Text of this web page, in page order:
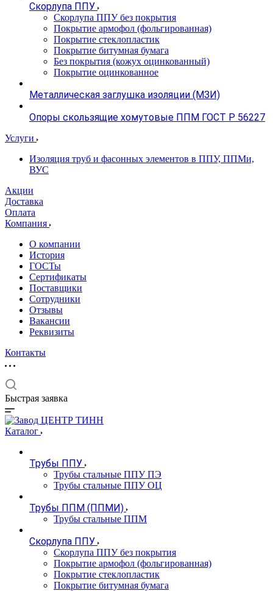
Скорлупа ППУ
Скорлупа ППУ без покрытия
Покрытие армофол (фольгированная)
Покрытие стеклопластик
Покрытие битумная бумага
Без покрытия (кожух оцинкованный)
Покрытие оцинкованное
Металлическая заглушка изоляции (МЗИ)
Опоры скользящие хомутовые ППМ ГОСТ Р 56227
Услуги
Изоляция труб и фасонных элементов в ППУ, ППМи,
ВУС
Акции
Доставка
Оплата
Компания
О компании
История
ГОСТы
Сертификаты
Поставщики
Сотрудники
Отзывы
Вакансии
Реквизиты
Контакты
Быстрая заявка
Каталог
Трубы ППУ
Трубы стальные ППУ ПЭ
Трубы стальные ППУ ОЦ
Трубы ППМ (ППМИ)
Трубы стальные ППМ
Скорлупа ППУ
Скорлупа ППУ без покрытия
Покрытие армофол (фольгированная)
Покрытие стеклопластик
Покрытие битумная бумага